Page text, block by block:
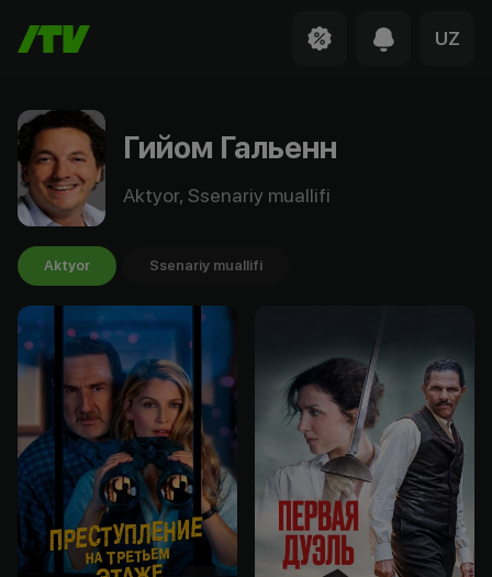
UZ
Гийом Гальенн
Aktyor, Ssenariy muallifi
Aktyor Ssenariy muallifi